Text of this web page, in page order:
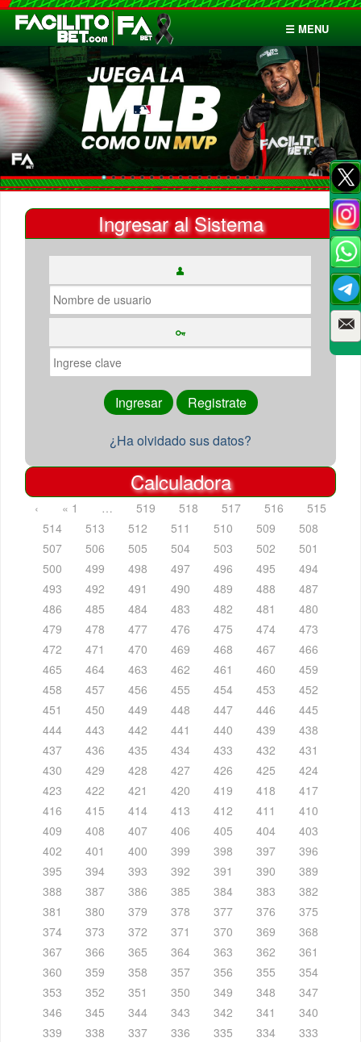
☰ MENU
Inicio
Apuestas
Cuentas
Ingresar al Sistema
¿Ha olvidado sus datos?
Calculadora
‹ « 1 … 519 518 517 516
515
514
513 512 511 510 509
508
507
506 505 504 503 502
501
500
499 498 497 496 495
494
493
492 491 490 489 488
487
486
485 484 483 482 481
480
479
478 477 476 475 474
473
472
471 470 469 468 467
466
465
464 463 462 461 460
459
458
457 456 455 454 453
452
451
450 449 448 447 446
445
444
443 442 441 440 439
438
437
436 435 434 433 432
431
430
429 428 427 426 425
424
423
422 421 420 419 418
417
416
415 414 413 412 411
410
409
408 407 406 405 404
403
402
401 400 399 398 397
396
395
394 393 392 391 390
389
388
387 386 385 384 383
382
381
380 379 378 377 376
375
374
373 372 371 370 369
368
367
366 365 364 363 362
361
360
359 358 357 356 355
354
353
352 351 350 349 348
347
346
345 344 343 342 341
340
339
338 337 336 335 334
333